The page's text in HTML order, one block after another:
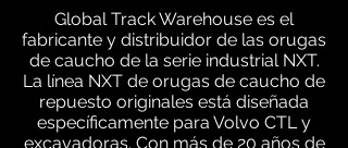
Global Track Warehouse es el
fabricante y distribuidor de las orugas
de caucho de la serie industrial NXT.
La línea NXT de orugas de caucho de
repuesto originales está diseñada
específicamente para Volvo CTL y
excavadoras. Con más de 20 años de